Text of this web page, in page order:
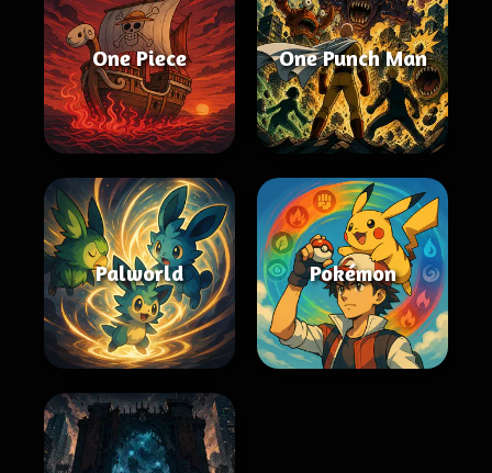
One Piece One Punch Man
Palworld Pokémon